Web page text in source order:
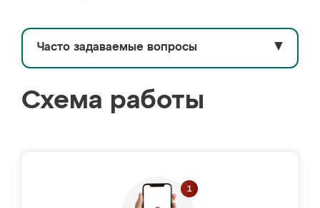
Часто задаваемые вопросы ▼
Схема работы